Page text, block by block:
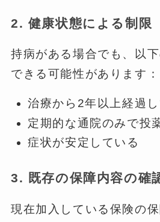
2. 健康状態による制限
持病がある場合でも、以
できる可能性があります：
治療から2年以上経過
定期的な通院のみで投
症状が安定している
3. 既存の保障内容の確
現在加入している保険の